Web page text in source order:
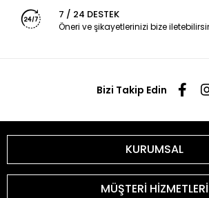
7 / 24 DESTEK
Öneri ve şikayetlerinizi bize
Bizi Takip Edin
KURUMSAL
MÜŞTERİ HİZMETLERİ